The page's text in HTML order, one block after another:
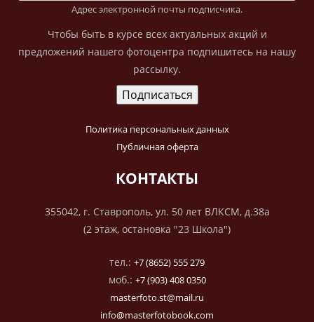
Адрес электронной почты подписчика.
Чтобы быть в курсе всех актуальных акций и
предложений нашего фотоцентра подпишитесь на нашу
рассылку.
Политика персональных данных
Публичная оферта
КОНТАКТЫ
355042, г. Ставрополь, ул. 50 лет ВЛКСМ, д.38а
(2 этаж, остановка "23 Школа")
тел.: +7 (8652) 555 279
моб.: +7 (903) 408 0350
masterfoto.st@mail.ru
info@masterfotobook.com